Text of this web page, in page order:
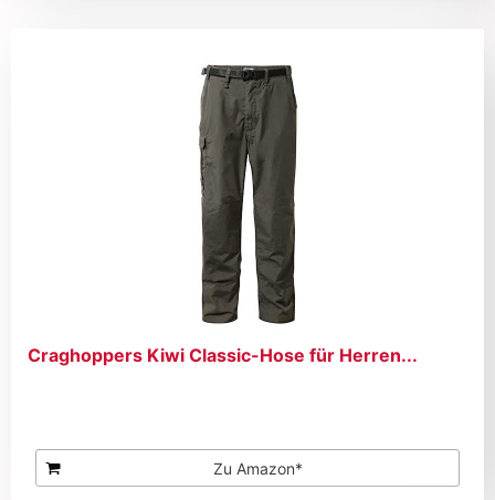
Craghoppers Kiwi Classic-Hose für Herren...
Zu Amazon*